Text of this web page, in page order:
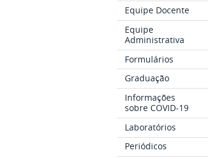
Equipe Docente
Equipe
Administrativa
Formulários
Graduação
Informações
sobre COVID-19
Laboratórios
Periódicos